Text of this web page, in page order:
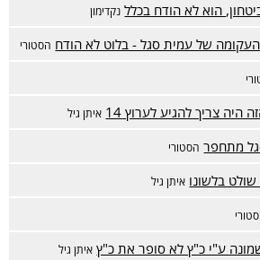
הוא לא הודח בכלל נקדימון
העקומה של עמית סגל - בלוט לא הודח הסטורי
היה צריך להגיע לערוץ 14 איתן גיל
מתחפר הסטורי
בלשונו איתן גיל
ע"י כ"ץ לא סופר את כ"ץ איתן גיל